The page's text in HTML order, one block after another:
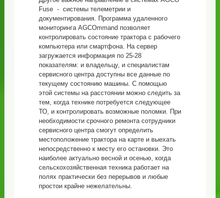
Fuse - системы телеметрии и
документирования. Программа удаленного
мониторинга AGCOmmand позволяет
контролировать состояние трактора с рабочего
компьютера или смартфона. На сервер
загружается информация по 25-28
показателям: и владельцу, и специалистам
сервисного центра доступны все данные по
текущему состоянию машины. С помощью
этой системы на расстоянии можно следить за
тем, когда технике потребуется следующее
ТО, и контролировать возможные поломки. При
необходимости срочного ремонта сотрудники
сервисного центра смогут определить
местоположение трактора на карте и выехать
непосредственно к месту его остановки. Это
наиболее актуально весной и осенью, когда
сельскохозяйственная техника работает на
полях практически без перерывов и любые
простои крайне нежелательны.